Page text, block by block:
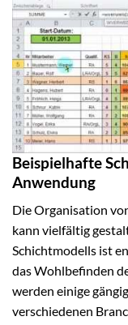
Beispielhafte
Anwendung
Die Organisation
kann vielfältig
Schichtmodells ist
das Wohlbefinden
werden einige
verschiedenen